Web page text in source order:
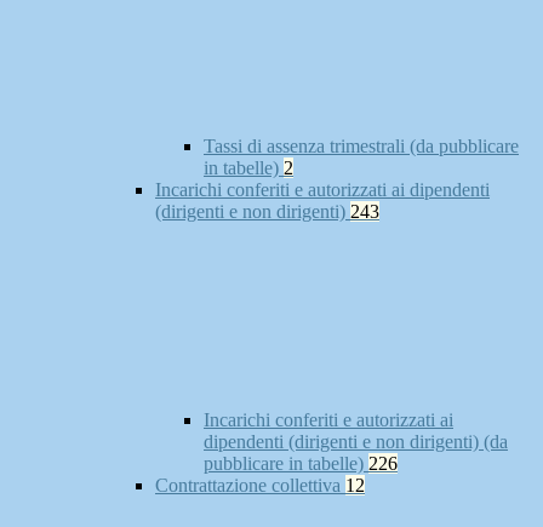
Tassi di assenza trimestrali (da pubblicare
in tabelle) 2
Incarichi conferiti e autorizzati ai dipendenti
(dirigenti e non dirigenti) 243
Incarichi conferiti e autorizzati ai
dipendenti (dirigenti e non dirigenti) (da
pubblicare in tabelle) 226
Contrattazione collettiva 12